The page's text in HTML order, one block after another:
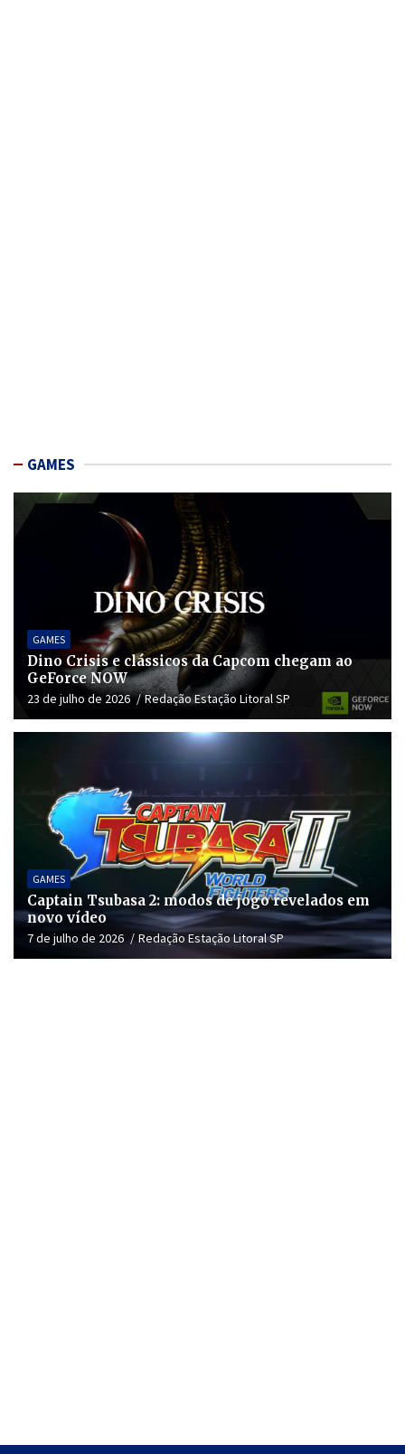
GAMES
GAMES
Dino Crisis e clássicos da Capcom chegam ao
GeForce NOW
23 de julho de 2026 Redação Estação Litoral SP
GAMES
Captain Tsubasa 2: modos de jogo revelados em
novo vídeo
7 de julho de 2026 Redação Estação Litoral SP